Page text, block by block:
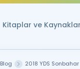
Kitaplar ve Kaynaklar
Blog 2018 YDS